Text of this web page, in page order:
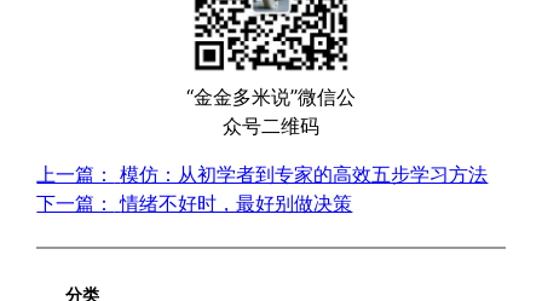
“金金多米说”微信公
众号二维码
上一篇：
模仿：从初学者到专家的高效五步学习方法
下一篇：
情绪不好时，最好别做决策
分类